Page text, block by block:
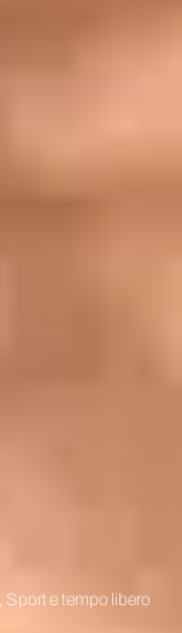
Sport e tempo libero